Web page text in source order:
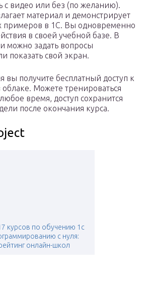
с видео или без (по желанию).
материал и демонстрирует
примеров в 1С. Вы одновременно
в своей учебной базе. В
можно задать вопросы
показать свой экран.
вы получите бесплатный доступ к
Можете тренироваться
время, доступ сохранится
после окончания курса.
курсов по обучению 1с
с нуля:
онлайн-школ